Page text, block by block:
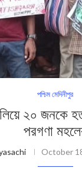
পশ্চিম মেদিনীপুর
২০ জনকে
পরগণা
October